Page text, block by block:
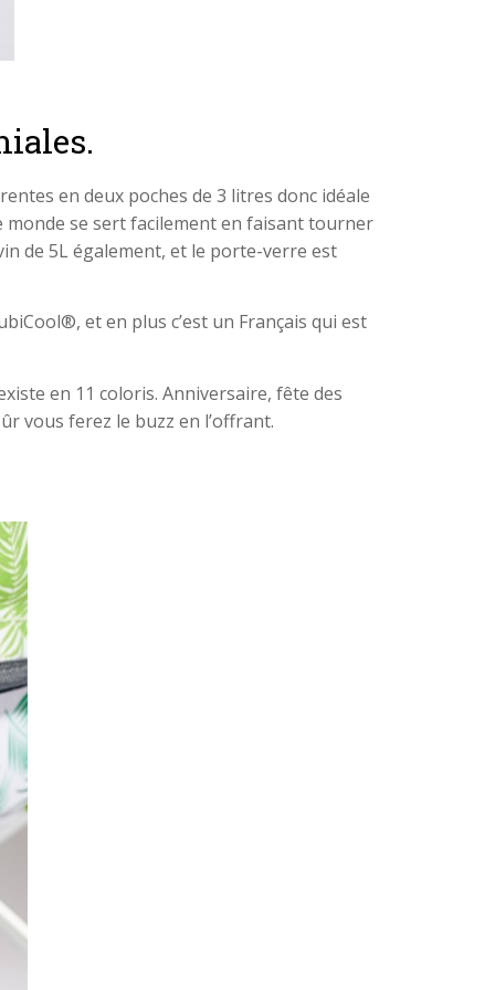
en deux poches de 3 litres donc idéale
se sert facilement en faisant tourner
de 5L également, et le porte-verre est
et en plus c’est un Français qui est
en 11 coloris. Anniversaire, fête des
vous ferez le buzz en l’offrant.